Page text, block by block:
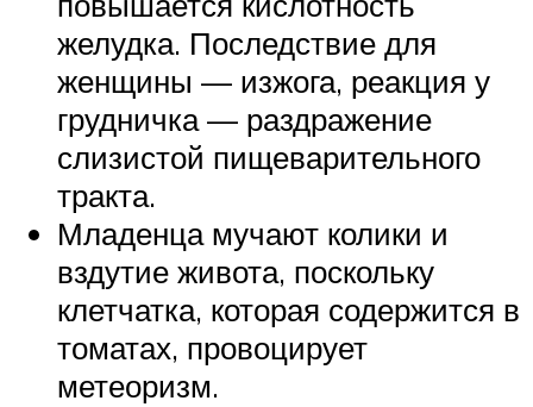
желудка. Последствие для
женщины — изжога, реакция у
грудничка — раздражение
слизистой пищеварительного
тракта.
Младенца мучают колики и
вздутие живота, поскольку
клетчатка, которая содержится в
томатах, провоцирует
метеоризм.